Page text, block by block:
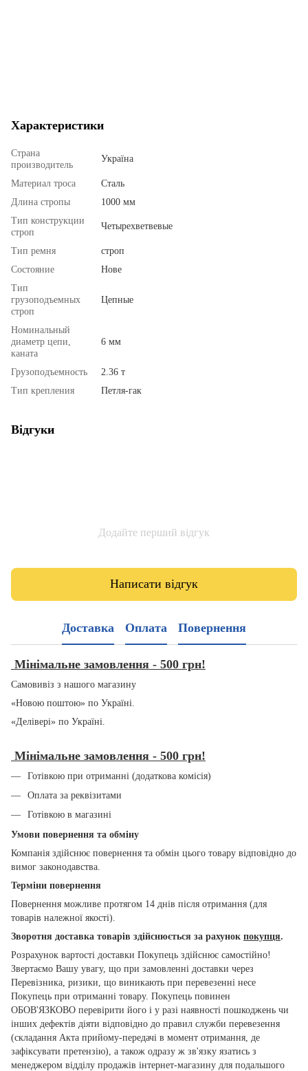
Характеристики
Страна
производитель
Україна
Материал троса
Сталь
Длина стропы
1000 мм
Тип конструкции
строп
Четырехветвевые
Тип ремня
строп
Состояние
Нове
Тип
грузоподъемных
строп
Цепные
Номинальный
диаметр цепи,
каната
6 мм
Грузоподъемность
2.36 т
Тип крепления
Петля-гак
Відгуки
Додайте перший відгук
Написати відгук
Доставка Оплата Повернення
Мінімальне замовлення - 500 грн!
Самовивіз з нашого магазину
«Новою поштою» по Україні.
«Делівері» по Україні.
Мінімальне замовлення - 500 грн!
Готівкою при отриманні (додаткова комісія)
Оплата за реквізитами
Готівкою в магазині
Умови повернення та обміну
Компанія здійснює повернення та обмін цього товару відповідно до
вимог законодавства.
Терміни повернення
Повернення можливе протягом 14 днів після отримання (для
товарів належної якості).
Зворотня доставка товарів здійснюється за рахунок покупця.
Розрахунок вартості доставки Покупець здійснює самостійно!
Звертаємо Вашу увагу, що при замовленні доставки через
Перевізника, ризики, що виникають при перевезенні несе
Покупець при отриманні товару. Покупець повинен
ОБОВ'ЯЗКОВО перевірити його і у разі наявності пошкоджень чи
інших дефектів діяти відповідно до правил служби перевезення
(складання Акта прийому-передачі в момент отримання, де
зафіксувати претензію), а також одразу ж зв'язку язатись з
менеджером відділу продажів інтернет-магазину для подальшого